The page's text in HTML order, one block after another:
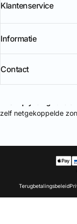
Klantenservice
Informatie
Contact
zelf netgekoppelde
Terugbetalingsbeleid